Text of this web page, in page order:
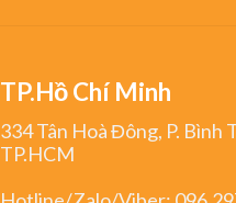
TP.Hồ Chí Minh
334 Tân Hoà Đông, P. Bình
TP.HCM